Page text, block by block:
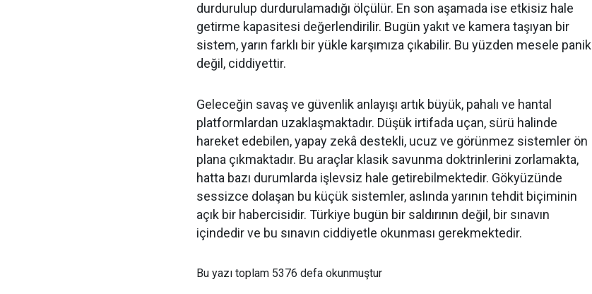
durdurulup durdurulamadığı ölçülür. En son aşamada ise etkisiz hale
getirme kapasitesi değerlendirilir. Bugün yakıt ve kamera taşıyan bir
sistem, yarın farklı bir yükle karşımıza çıkabilir. Bu yüzden mesele panik
değil, ciddiyettir.
Geleceğin savaş ve güvenlik anlayışı artık büyük, pahalı ve hantal
platformlardan uzaklaşmaktadır. Düşük irtifada uçan, sürü halinde
hareket edebilen, yapay zekâ destekli, ucuz ve görünmez sistemler ön
plana çıkmaktadır. Bu araçlar klasik savunma doktrinlerini zorlamakta,
hatta bazı durumlarda işlevsiz hale getirebilmektedir. Gökyüzünde
sessizce dolaşan bu küçük sistemler, aslında yarının tehdit biçiminin
açık bir habercisidir. Türkiye bugün bir saldırının değil, bir sınavın
içindedir ve bu sınavın ciddiyetle okunması gerekmektedir.
Bu yazı toplam 5376 defa okunmuştur